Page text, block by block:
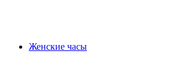
Женские часы